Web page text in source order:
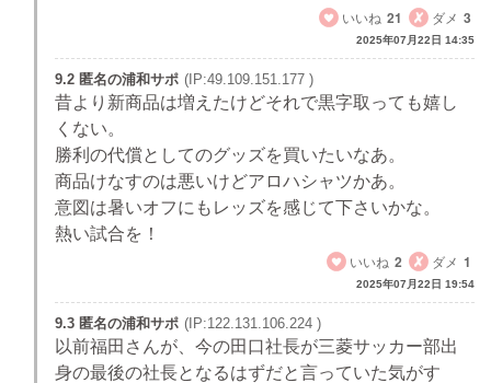
いいね 21 ダメ 3
2025年07月22日 14:35
9.2 匿名の浦和サポ (IP:49.109.151.177 )
昔より新商品は増えたけどそれで黒字取っても嬉し
くない。
勝利の代償としてのグッズを買いたいなあ。
商品けなすのは悪いけどアロハシャツかあ。
意図は暑いオフにもレッズを感じて下さいかな。
熱い試合を！
いいね 2 ダメ 1
2025年07月22日 19:54
9.3 匿名の浦和サポ (IP:122.131.106.224 )
以前福田さんが、今の田口社長が三菱サッカー部出
身の最後の社長となるはずだと言っていた気がす